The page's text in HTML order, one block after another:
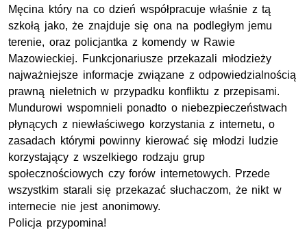
Męcina który na co dzień współpracuje właśnie z tą
szkołą jako, że znajduje się ona na podległym jemu
terenie, oraz policjantka z komendy w Rawie
Mazowieckiej. Funkcjonariusze przekazali młodzieży
najważniejsze informacje związane z odpowiedzialnością
prawną nieletnich w przypadku konfliktu z przepisami.
Mundurowi wspomnieli ponadto o niebezpieczeństwach
płynących z niewłaściwego korzystania z internetu, o
zasadach którymi powinny kierować się młodzi ludzie
korzystający z wszelkiego rodzaju grup
społecznościowych czy forów internetowych. Przede
wszystkim starali się przekazać słuchaczom, że nikt w
internecie nie jest anonimowy.
Policja przypomina!